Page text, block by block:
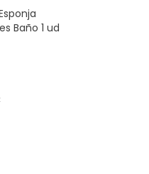
Baño 1 ud